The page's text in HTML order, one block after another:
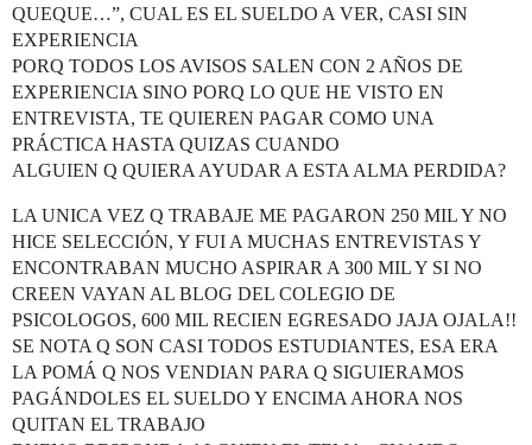
QUEQUE…”, CUAL ES EL SUELDO A VER, CASI SIN
EXPERIENCIA
PORQ TODOS LOS AVISOS SALEN CON 2 AÑOS DE
EXPERIENCIA SINO PORQ LO QUE HE VISTO EN
ENTREVISTA, TE QUIEREN PAGAR COMO UNA
PRÁCTICA HASTA QUIZAS CUANDO
ALGUIEN Q QUIERA AYUDAR A ESTA ALMA PERDIDA?
LA UNICA VEZ Q TRABAJE ME PAGARON 250 MIL Y NO
HICE SELECCIÓN, Y FUI A MUCHAS ENTREVISTAS Y
ENCONTRABAN MUCHO ASPIRAR A 300 MIL Y SI NO
CREEN VAYAN AL BLOG DEL COLEGIO DE
PSICOLOGOS, 600 MIL RECIEN EGRESADO JAJA OJALA!!
SE NOTA Q SON CASI TODOS ESTUDIANTES, ESA ERA
LA POMÁ Q NOS VENDIAN PARA Q SIGUIERAMOS
PAGÁNDOLES EL SUELDO Y ENCIMA AHORA NOS
QUITAN EL TRABAJO